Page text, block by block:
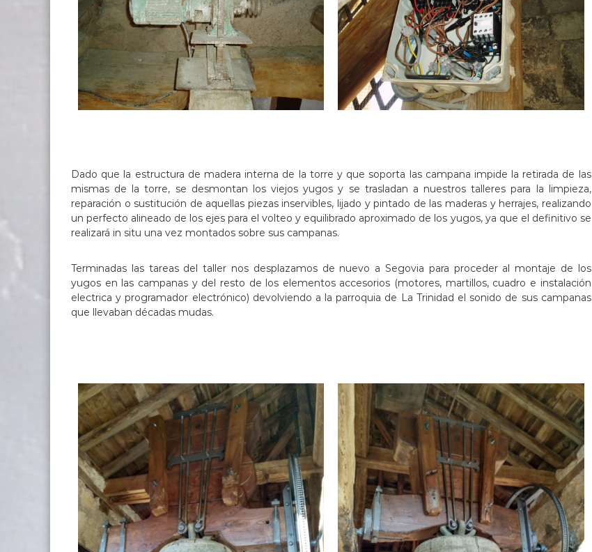
Dado que la estructura de madera interna de la torre y que soporta las campana impide la retirada de las
mismas de la torre, se desmontan los viejos yugos y se trasladan a nuestros talleres para la limpieza,
reparación o sustitución de aquellas piezas inservibles, lijado y pintado de las maderas y herrajes, realizando
un perfecto alineado de los ejes para el volteo y equilibrado aproximado de los yugos, ya que el definitivo se
realizará in situ una vez montados sobre sus campanas.
Terminadas las tareas del taller nos desplazamos de nuevo a Segovia para proceder al montaje de los
yugos en las campanas y del resto de los elementos accesorios (motores, martillos, cuadro e instalación
electrica y programador electrónico) devolviendo a la parroquia de La Trinidad el sonido de sus campanas
que llevaban décadas mudas.